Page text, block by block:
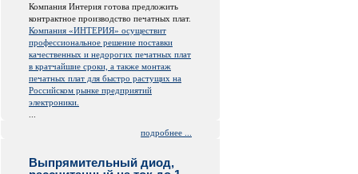
Компания Интерия готова предложить
контрактное производство печатных плат.
Компания «ИНТЕРИЯ» осуществит
профессиональное решение поставки
качественных и недорогих печатных плат
в кратчайшие сроки, а также монтаж
печатных плат для быстро растущих на
Российском рынке предприятий
электроники.
подробнее ...
Выпрямительный диод,